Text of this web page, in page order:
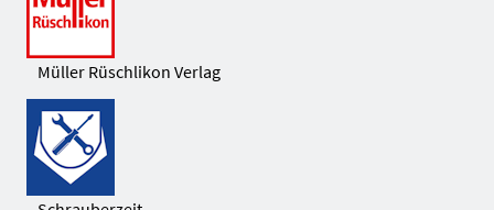
Müller Rüschlikon Verlag